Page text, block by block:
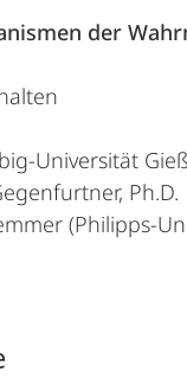
der
Universität
Ph.D.
(Philipps-